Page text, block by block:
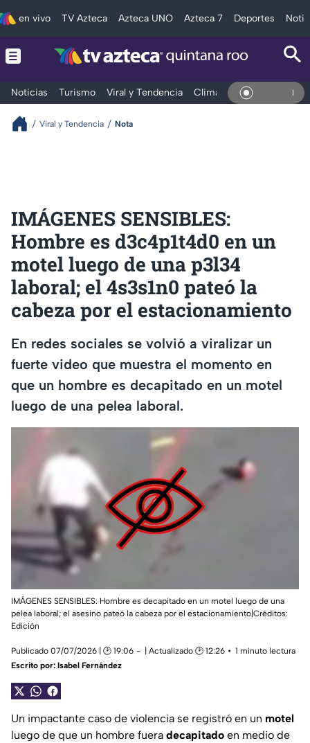
en vivo TV Azteca Azteca UNO Azteca 7 Deportes
Noticias Turismo Viral y Tendencia Clima Tráfico En Vivo
Viral y Tendencia Nota
IMÁGENES SENSIBLES:
Hombre es d3c4p1t4d0 en un
motel luego de una p3l34
laboral; el 4s3s1n0 pateó la
cabeza por el estacionamiento
En redes sociales se volvió a viralizar un
fuerte video que muestra el momento en
que un hombre es decapitado en un motel
luego de una pelea laboral.
IMÁGENES SENSIBLES: Hombre es decapitado en un motel luego de una
pelea laboral; el asesino pateó la cabeza por el estacionamiento|Créditos:
Edición
Publicado 07/07/2026 | 🕑 19:06 | Actualizado 🕑 12:26
1 minuto lectura
Escrito por: Isabel Fernández
Un impactante caso de violencia se registró en un motel
luego de que un hombre fuera decapitado en medio de